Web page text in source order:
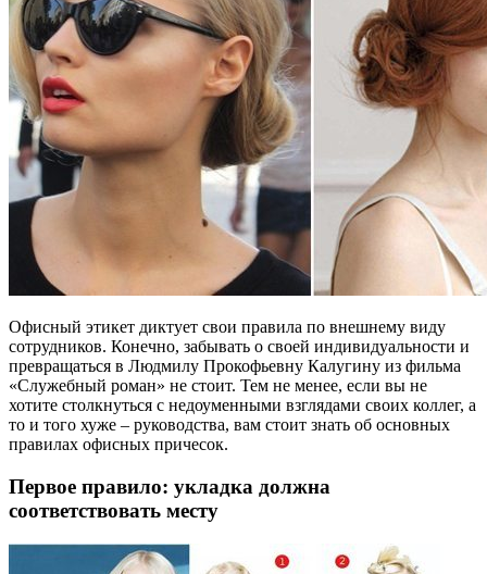
Офисный этикет диктует свои правила по внешнему виду
сотрудников. Конечно, забывать о своей индивидуальности и
превращаться в Людмилу Прокофьевну Калугину из фильма
«Служебный роман» не стоит. Тем не менее, если вы не
хотите столкнуться с недоуменными взглядами своих коллег, а
то и того хуже – руководства, вам стоит знать об основных
правилах офисных причесок.
Первое правило: укладка должна
соответствовать месту